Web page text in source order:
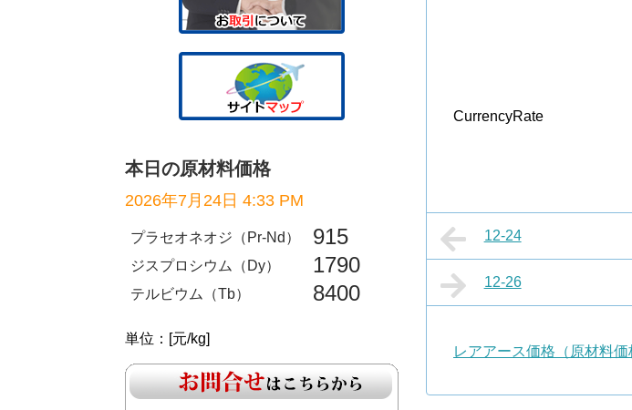
CurrencyRate
12-24
12-26
レアアース価格（原材料価
本日の原材料価格
2026年7月24日 4:33 PM
プラセオネオジ（Pr-Nd） 915
ジスプロシウム（Dy） 1790
テルビウム（Tb） 8400
単位：[元/kg]